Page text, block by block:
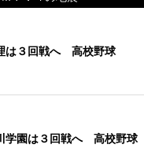
は３回戦へ 高校野球
学園は３回戦へ 高校野球